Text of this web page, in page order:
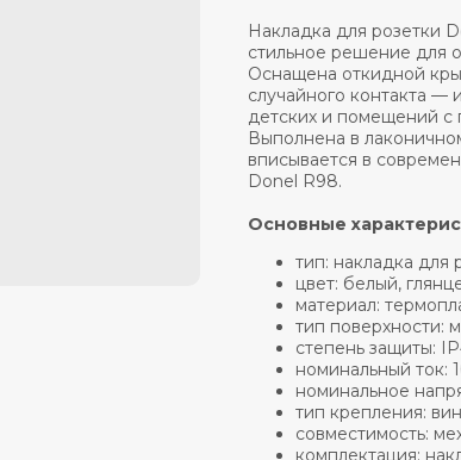
Накладка для розетки
стильное решение для
Оснащена откидной
случайного контакта —
детских и помещений
Выполнена в
вписывается в
Donel R98.
Основные
тип: накладка для
цвет: белый,
материал:
тип поверхности:
степень защиты:
номинальный ток:
номинальное
тип крепления:
совместимость:
комплектация: